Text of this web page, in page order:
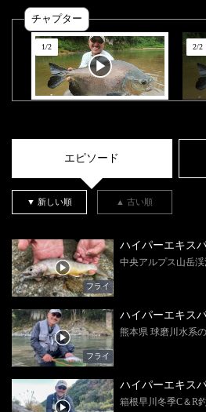
チャプター
1/2 2/2
エピソード
▼ 新しい順 ▲ 古い順
フライ
ハイパーエキス
中央アルプス山岳渓
フライ
ハイパーエキス
熊本県 球磨川水系
ハイパーエキス
箱根早川冬季C＆R